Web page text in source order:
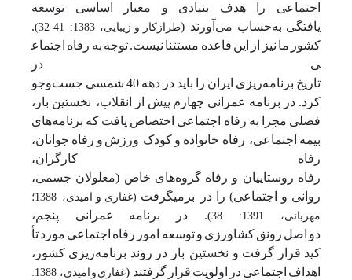
اجتماعی
را هدف بنیادی و معیار اساسی
توسعه
یافتگی به‌حساب می‌آورند (طرازکار و زیبایی، 1383: 41-32)
.
کشور ما نیز از این قاعده مستثنا نیست.توجه به رفاه اجتماع
ی
در
تاریخ برنامه‌ریزی ایران را باید در دهه 40 شمسی جست‌وجو
کرد. در برنامه عمرانی چهارم پیش از انقلاب، نخستین بار،
فصلی مجزا به رفاه اجتماعی اختصاص یافت که برنامه‌های
بیمه اجتماعی، رفاه خانواده و کودک ورزش و رفاه جوانان،
رفاه
کارگران،
رفاه روستاییان و رفاه گروه‌های خاص (معلولان جسمی،
روانی و اجتماعی) را در برمی­گرفت (غفاری و
امیدی، 1388؛
مهربانی، 1391: 38)
. در برنامه
عمرانی پنجم،
دو اصل رونقکشاورزی و توسعه امور رفاه اجتماعی موردتأ
کید قرار گرفت و نخستین بار در روند برنامه‌ریزی کشور،
اهداف اجتماعیدر اولویت قرار گرفتند (غفاری و
امیدی، 1388: